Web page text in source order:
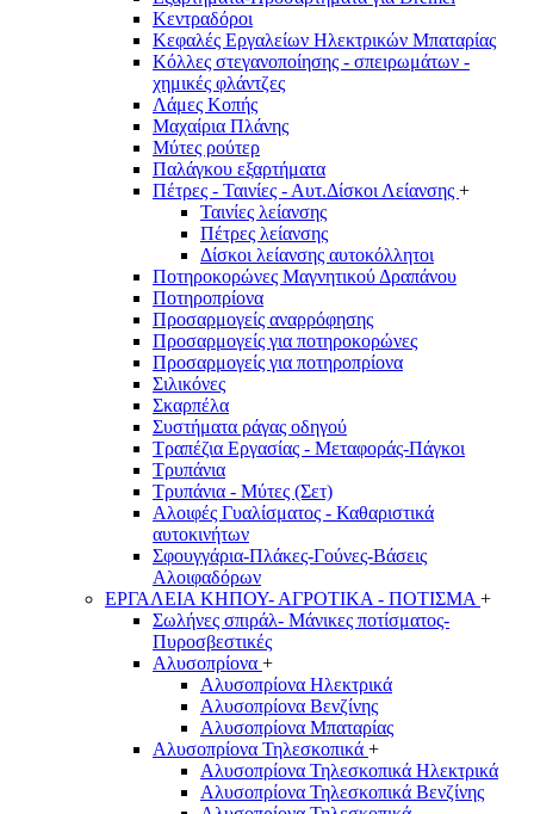
Κεντραδόροι
Κεφαλές Εργαλείων Ηλεκτρικών Μπαταρίας
Κόλλες στεγανοποίησης - σπειρωμάτων -
χημικές φλάντζες
Λάμες Κοπής
Μαχαίρια Πλάνης
Μύτες ρούτερ
Παλάγκου εξαρτήματα
Πέτρες - Ταινίες - Αυτ.Δίσκοι Λείανσης +
Ταινίες λείανσης
Πέτρες λείανσης
Δίσκοι λείανσης αυτοκόλλητοι
Ποτηροκορώνες Μαγνητικού Δραπάνου
Ποτηροπρίονα
Προσαρμογείς αναρρόφησης
Προσαρμογείς για ποτηροκορώνες
Προσαρμογείς για ποτηροπρίονα
Σιλικόνες
Σκαρπέλα
Συστήματα ράγας οδηγού
Τραπέζια Εργασίας - Μεταφοράς-Πάγκοι
Τρυπάνια
Τρυπάνια - Μύτες (Σετ)
Αλοιφές Γυαλίσματος - Καθαριστικά
αυτοκινήτων
Σφουγγάρια-Πλάκες-Γούνες-Βάσεις
Αλοιφαδόρων
ΕΡΓΑΛΕΙΑ ΚΗΠΟΥ- ΑΓΡΟΤΙΚΑ - ΠΟΤΙΣΜΑ +
Σωλήνες σπιράλ- Μάνικες ποτίσματος-
Πυροσβεστικές
Αλυσοπρίονα +
Αλυσοπρίονα Ηλεκτρικά
Αλυσοπρίονα Βενζίνης
Αλυσοπρίονα Μπαταρίας
Αλυσοπρίονα Τηλεσκοπικά +
Αλυσοπρίονα Τηλεσκοπικά Ηλεκτρικά
Αλυσοπρίονα Τηλεσκοπικά Βενζίνης